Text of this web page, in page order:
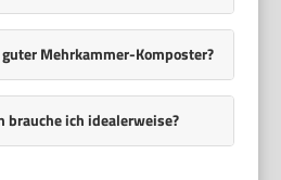
Mehrkammer-Komposter?
brauche ich idealerweise?